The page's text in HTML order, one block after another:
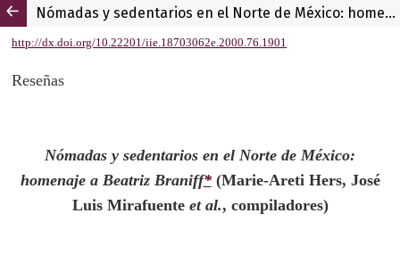
Nómadas y sedentarios en el Norte de México: homenaje a Beatriz Branniff, de Marie-Areti Hers, José Luis Mirafuente et al., compiladores